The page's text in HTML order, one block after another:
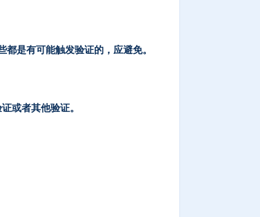
是有可能触发验证的，应避免。
或者其他验证。